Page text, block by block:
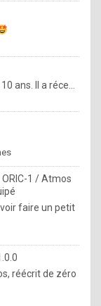
ans. Il a réce...
1 / Atmos
faire un petit
réécrit de zéro